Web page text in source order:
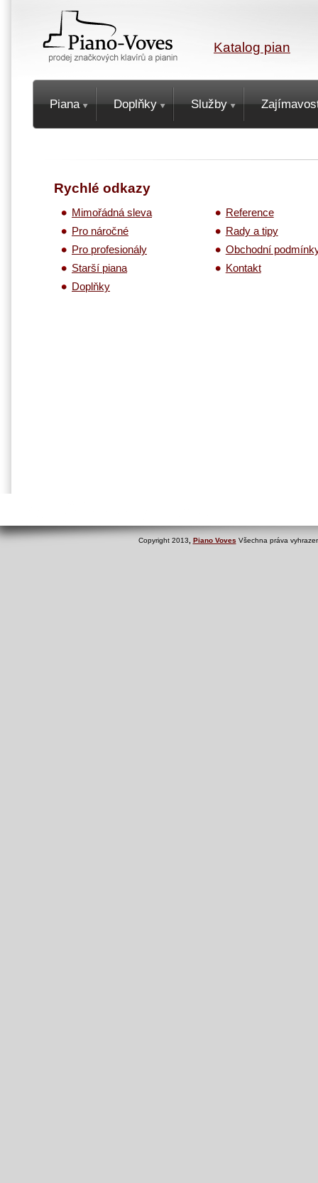
Katalog pian
Piana Doplňky Služby
Rychlé odkazy
Mimořádná sleva
Pro náročné
Pro profesionály
Starší piana
Doplňky
Reference
Rady a tipy
Obchodní
Kontakt
Copyright 2013 Piano Voves Všechna práva